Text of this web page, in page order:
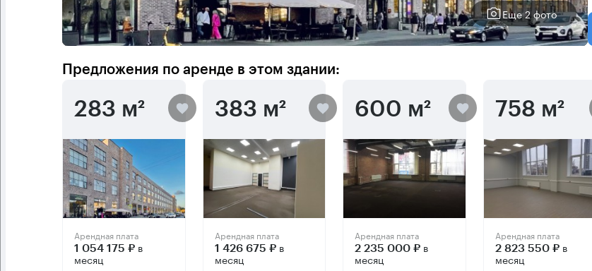
Еще 2 фото
Предложения по аренде в этом здании:
283 м²
Арендная плата
1 054 175 ₽ в
месяц
383 м²
Арендная плата
1 426 675 ₽в
месяц
600 м²
Арендная плата
2 235 000 ₽ в
месяц
758 м²
Арендная плата
2 823 550 ₽в
месяц